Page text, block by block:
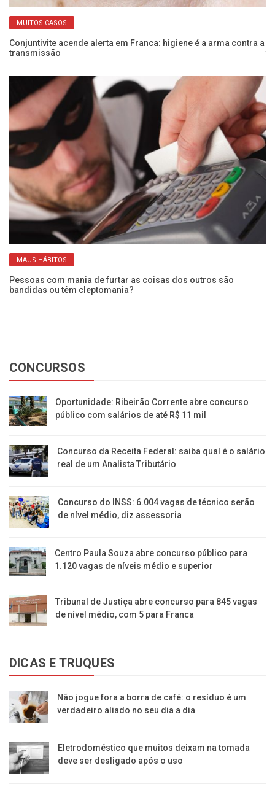
MUITOS CASOS
Conjuntivite acende alerta em Franca: higiene é a arma contra a
transmissão
MAUS HÁBITOS
Pessoas com mania de furtar as coisas dos outros são
bandidas ou têm cleptomania?
CONCURSOS
Oportunidade: Ribeirão Corrente abre concurso
público com salários de até R$ 11 mil
Concurso da Receita Federal: saiba qual é o salário
real de um Analista Tributário
Concurso do INSS: 6.004 vagas de técnico serão
de nível médio, diz assessoria
Centro Paula Souza abre concurso público para
1.120 vagas de níveis médio e superior
Tribunal de Justiça abre concurso para 845 vagas
de nível médio, com 5 para Franca
DICAS E TRUQUES
Não jogue fora a borra de café: o resíduo é um
verdadeiro aliado no seu dia a dia
Eletrodoméstico que muitos deixam na tomada
deve ser desligado após o uso